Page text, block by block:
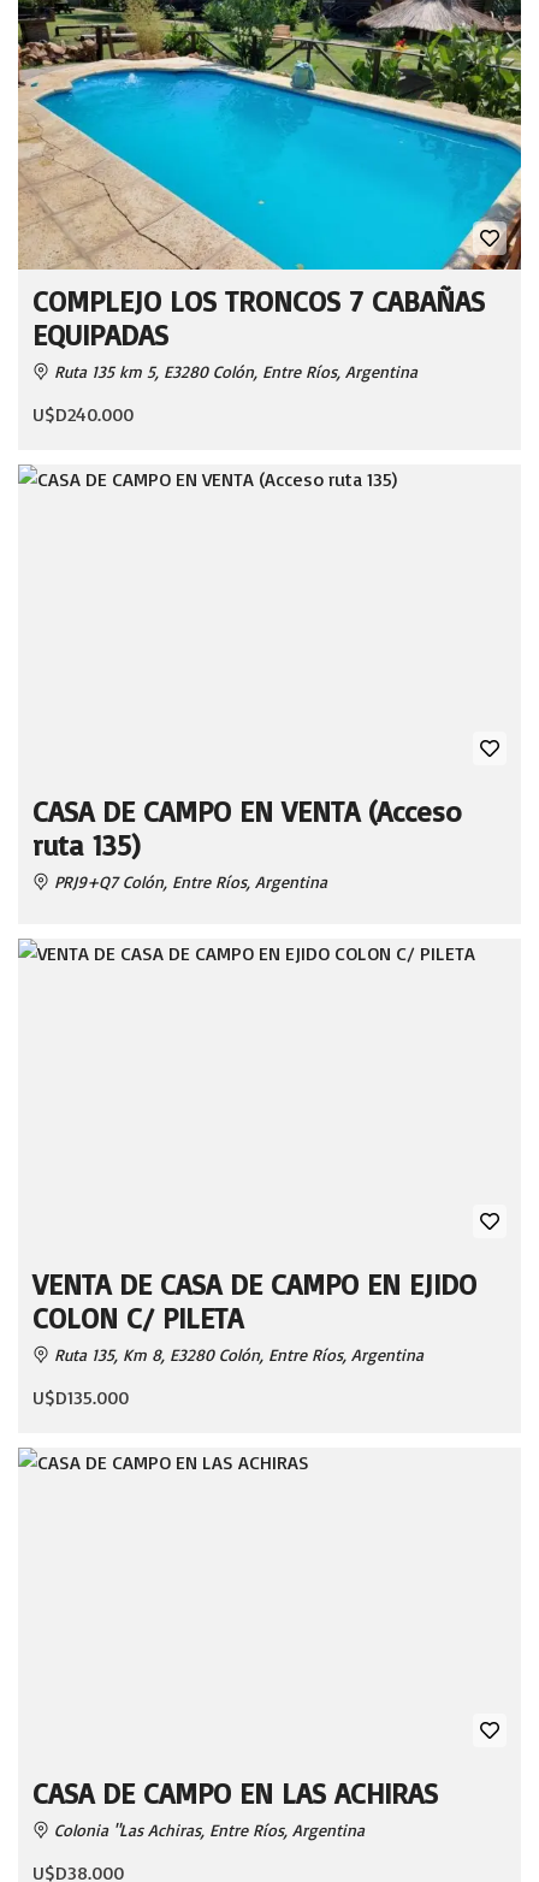
COMPLEJO LOS TRONCOS 7 CABAÑAS
EQUIPADAS
Ruta 135 km 5, E3280 Colón, Entre Ríos, Argentina
U$D240.000
CASA DE CAMPO EN VENTA (Acceso
ruta 135)
PRJ9+Q7 Colón, Entre Ríos, Argentina
VENTA DE CASA DE CAMPO EN EJIDO
COLON C/ PILETA
Ruta 135, Km 8, E3280 Colón, Entre Ríos, Argentina
U$D135.000
CASA DE CAMPO EN LAS ACHIRAS
Colonia "Las Achiras, Entre Ríos, Argentina
U$D38.000